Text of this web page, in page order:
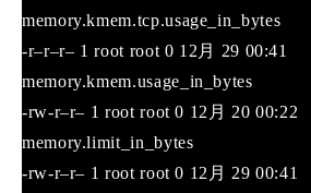
memory.kmem.tcp.usage_in_bytes
-r–r–r– 1 root root 0 12月 29 00:41
memory.kmem.usage_in_bytes
-rw-r–r– 1 root root 0 12月 20 00:22
memory.limit_in_bytes
-rw-r–r– 1 root root 0 12月 29 00:41